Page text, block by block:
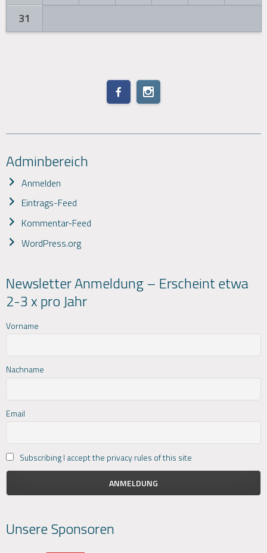
31
Adminbereich
Anmelden
Eintrags-Feed
Kommentar-Feed
WordPress.org
Newsletter Anmeldung – Erscheint etwa
2-3 x pro Jahr
Vorname
Nachname
Email
Subscribing I accept the privacy rules of this site
Unsere Sponsoren